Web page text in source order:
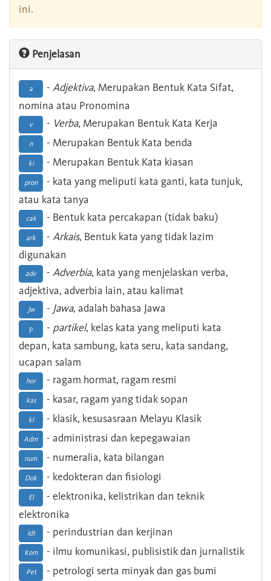
ini.
Penjelasan
a - Adjektiva, Merupakan Bentuk Kata Sifat,
nomina atau Pronomina
v - Verba, Merupakan Bentuk Kata Kerja
n - Merupakan Bentuk Kata benda
ki - Merupakan Bentuk Kata kiasan
pron
- kata yang meliputi kata ganti, kata tunjuk,
atau kata tanya
cak - Bentuk kata percakapan (tidak baku)
ark - Arkais, Bentuk kata yang tidak lazim
digunakan
adv - Adverbia, kata yang menjelaskan verba,
adjektiva, adverbia lain, atau kalimat
Jw - Jawa, adalah bahasa Jawa
p - partikel, kelas kata yang meliputi kata
depan, kata sambung, kata seru, kata sandang,
ucapan salam
hor - ragam hormat, ragam resmi
kas - kasar, ragam yang tidak sopan
kl - klasik, kesusasraan Melayu Klasik
Adm - administrasi dan kepegawaian
num - numeralia, kata bilangan
Dok - kedokteran dan fisiologi
El
- elektronika, kelistrikan dan teknik
elektronika
Idt - perindustrian dan kerjinan
Kom - ilmu komunikasi, publisistik dan jurnalistik
Pet - petrologi serta minyak dan gas bumi